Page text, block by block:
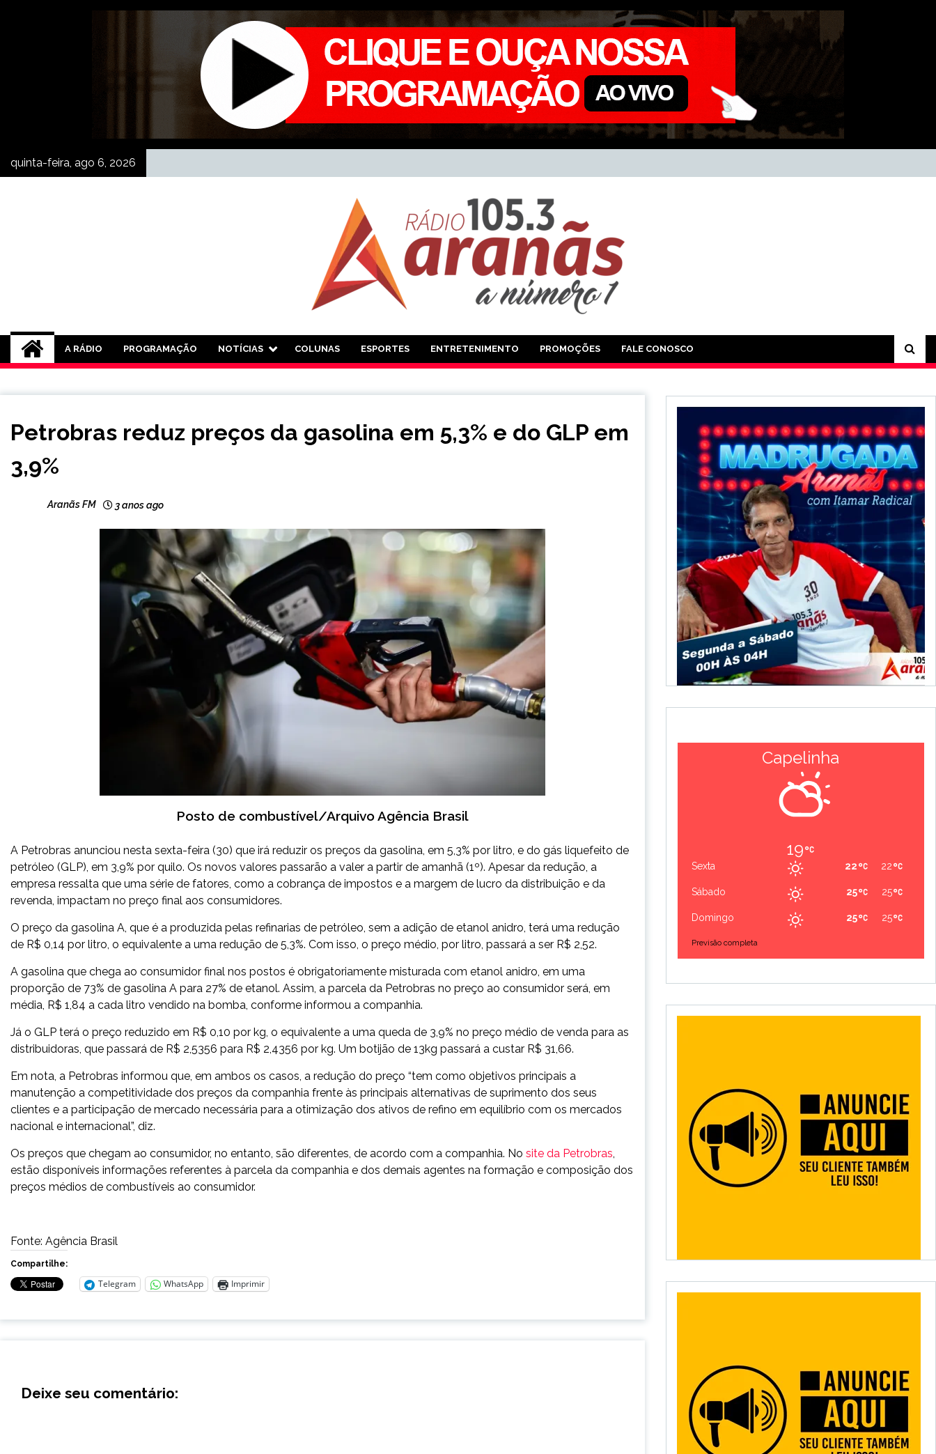
quinta-feira, ago 6, 2026
Rádio Aranãs 105.3
A RÁDIO PROGRAMAÇÃO NOTÍCIAS COLUNAS ESPORTES ENTRETENIMENTO PROMOÇÕES FALE CONOSCO
CAPELINHA
GERAIS
Petrobras reduz preços da gasolina em 5,3% e do GLP em
3,9%
Aranãs FM 3 anos ago
Posto de combustível/Arquivo Agência Brasil
A Petrobras anunciou nesta sexta-feira (30) que irá reduzir os preços da gasolina, em 5,3% por litro, e do gás liquefeito de
petróleo (GLP), em 3,9% por quilo. Os novos valores passarão a valer a partir de amanhã (1º). Apesar da redução, a
empresa ressalta que uma série de fatores, como a cobrança de impostos e a margem de lucro da distribuição e da
revenda, impactam no preço final aos consumidores.
O preço da gasolina A, que é a produzida pelas refinarias de petróleo, sem a adição de etanol anidro, terá uma redução
de R$ 0,14 por litro, o equivalente a uma redução de 5,3%. Com isso, o preço médio, por litro, passará a ser R$ 2,52.
A gasolina que chega ao consumidor final nos postos é obrigatoriamente misturada com etanol anidro, em uma
proporção de 73% de gasolina A para 27% de etanol. Assim, a parcela da Petrobras no preço ao consumidor será, em
média, R$ 1,84 a cada litro vendido na bomba, conforme informou a companhia.
Já o GLP terá o preço reduzido em R$ 0,10 por kg, o equivalente a uma queda de 3,9% no preço médio de venda para as
distribuidoras, que passará de R$ 2,5356 para R$ 2,4356 por kg. Um botijão de 13kg passará a custar R$ 31,66.
Em nota, a Petrobras informou que, em ambos os casos, a redução do preço “tem como objetivos principais a
manutenção a competitividade dos preços da companhia frente às principais alternativas de suprimento dos seus
clientes e a participação de mercado necessária para a otimização dos ativos de refino em equilíbrio com os mercados
nacional e internacional”, diz.
Os preços que chegam ao consumidor, no entanto, são diferentes, de acordo com a companhia. No site da Petrobras
estão disponíveis informações referentes à parcela da companhia e dos demais agentes na formação e composição dos
preços médios de combustíveis ao consumidor.
Fonte: Agência Brasil
Compartilhe:
Telegram WhatsApp Imprimir
Deixe seu comentário:
Capelinha
19
Sexta 22
22
Sábado 25
25
Domingo 25
25
Previsão completa